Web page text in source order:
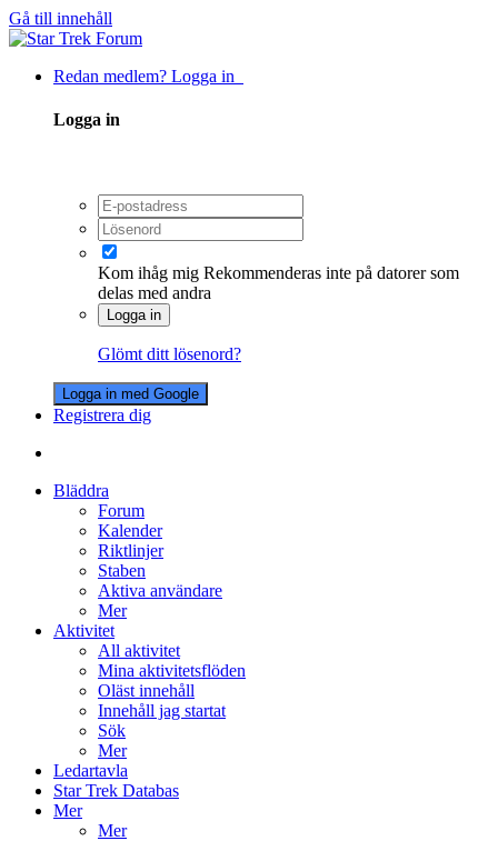
Gå till innehåll
Redan medlem? Logga in
Logga in
Kom ihåg mig Rekommenderas inte på datorer som
delas med andra
Logga in
Glömt ditt lösenord?
Logga in med Google
Registrera dig
Bläddra
Forum
Kalender
Riktlinjer
Staben
Aktiva användare
Mer
Aktivitet
All aktivitet
Mina aktivitetsflöden
Oläst innehåll
Innehåll jag startat
Sök
Mer
Ledartavla
Star Trek Databas
Mer
Mer